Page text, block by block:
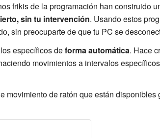
frikis de la programación han construido
sin tu intervención. Usando estos
sin preocuparte de que tu PC se
específicos deforma automática. Hace
movimientos a intervalos
movimiento de ratón que están disponibles